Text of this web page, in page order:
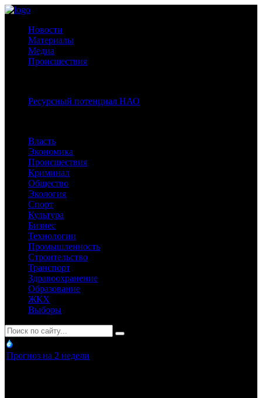
Новости
Материалы
Медиа
Происшествия
Ресурсный потенциал НАО
Власть
Экономика
Происшествия
Криминал
Общество
Экология
Спорт
Культура
Бизнес
Технологии
Промышленность
Строительство
Транспорт
Здравоохранение
Образование
ЖКХ
Выборы
Прогноз на 2 недели